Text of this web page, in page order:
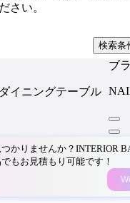
さい。
検索条
ダイニングテーブル
ブ
かりませんか？INTERIOR
もお見積もり可能です！